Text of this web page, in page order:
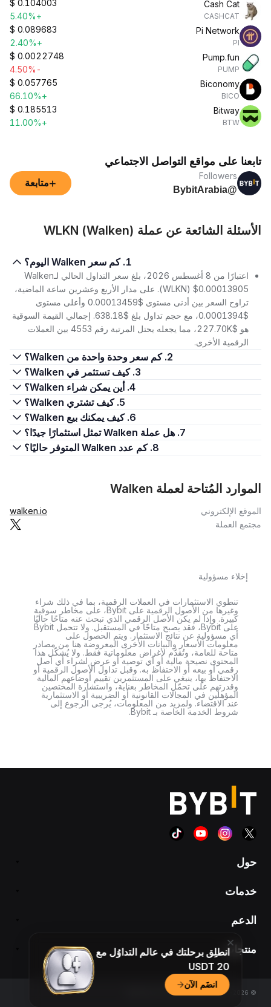
Cash Cat
CASHCAT
$ 0.104003
+5.40%
Pi Network
PI
$ 0.089683
+2.40%
Pump.fun
PUMP
$ 0.0022748
-4.50%
Biconomy
BICO
$ 0.057765
+66.10%
Bitway
BTW
$ 0.185513
+11.00%
تابعنا على مواقع التواصل الاجتماعي
Followers
@BybitArabia
+متابعة
الأسئلة الشائعة عن عملة WLKN (Walken)
1. كم سعر Walken اليوم؟
اعتبارًا من 8 أغسطس 2026، بلغ سعر التداول الحالي لـWalken
(WLKN) $0.00013905. على مدار الأربع وعشرين ساعة الماضية،
تراوح السعر بين أدنى مستوى $0.00013459 وأعلى مستوى
$0.0001394، مع حجم تداول بلغ $638.18. إجمالي القيمة السوقية
هو $227.70K، مما يجعله يحتل المرتبة رقم 4553 بين العملات
الرقمية الأخرى.
2. كم سعر وحدة واحدة من Walken؟
3. كيف تستثمر في Walken؟
4. أين يمكن شراء Walken؟
5. كيف تشتري Walken؟
6. كيف يمكنك بيع Walken؟
7. هل عملة Walken تمثل استثمارًا جيدًا؟
8. كم عدد Walken المتوفر حاليًا؟
الموارد المُتاحة لعملة Walken
الموقع الإلكتروني
walken.io
مجتمع العملة
إخلاء مسؤولية
تنطوي الاستثمارات في العملات الرقمية، بما في ذلك شراء
وغيرها من الأصول الرقمية على Bybit، على مخاطر سوقية
كبيرة. وإذا لم يكن الأصل الرقمي الذي تبحث عنه متاحًا حاليًا
على Bybit، فقد يصبح متاحًا في المستقبل. ولا تتحمل Bybit
أي مسؤولية عن نتائج الاستثمار. ويتم الحصول على
معلومات الأسعار والبيانات الأخرى المعروضة هنا من مصادر
متاحة للعامة، وتُقدَّم لأغراض معلوماتية فقط. ولا يُشكّل هذا
المحتوى نصيحة مالية أو أي توصية أو عرض لشراء أي أصل
رقمي أو بيعه أو الاحتفاظ به. وقبل تداول الأصول الرقمية أو
الاحتفاظ بها، ينبغي على المستثمرين تقييم أوضاعهم المالية
وقدرتهم على تحمّل المخاطر بعناية، واستشارة المختصين
المؤهلين في المجالات القانونية أو الضريبية أو الاستثمارية
عند الاقتضاء. ولمزيد من المعلومات، يُرجى الرجوع إلى
شروط الخدمة الخاصة بـ Bybit.
حول
خدمات
الدعم
منتجات
© 2018-2026 Bybit.com. All rights reserved.
انطلِق برحلتك في عالم التداوُل مع
20 USDT
انضَم الآن